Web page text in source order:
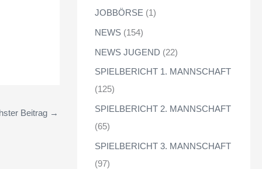
Beitrag →
JOBBÖRSE (1)
NEWS (154)
NEWS JUGEND (22)
SPIELBERICHT 1. MANNSCHAFT
(125)
SPIELBERICHT 2. MANNSCHAFT
(65)
SPIELBERICHT 3. MANNSCHAFT
(97)